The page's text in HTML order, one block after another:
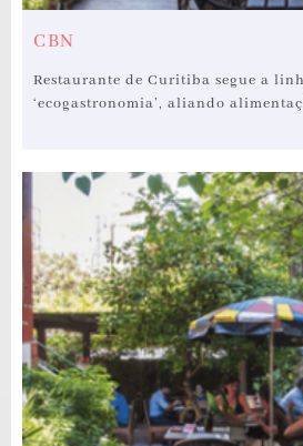
CBN
Restaurante de Curitiba segue a
‘ecogastronomia’, aliando